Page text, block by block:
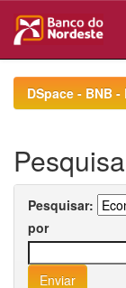
navigationDSpace - BNB
Pesquisar:
por